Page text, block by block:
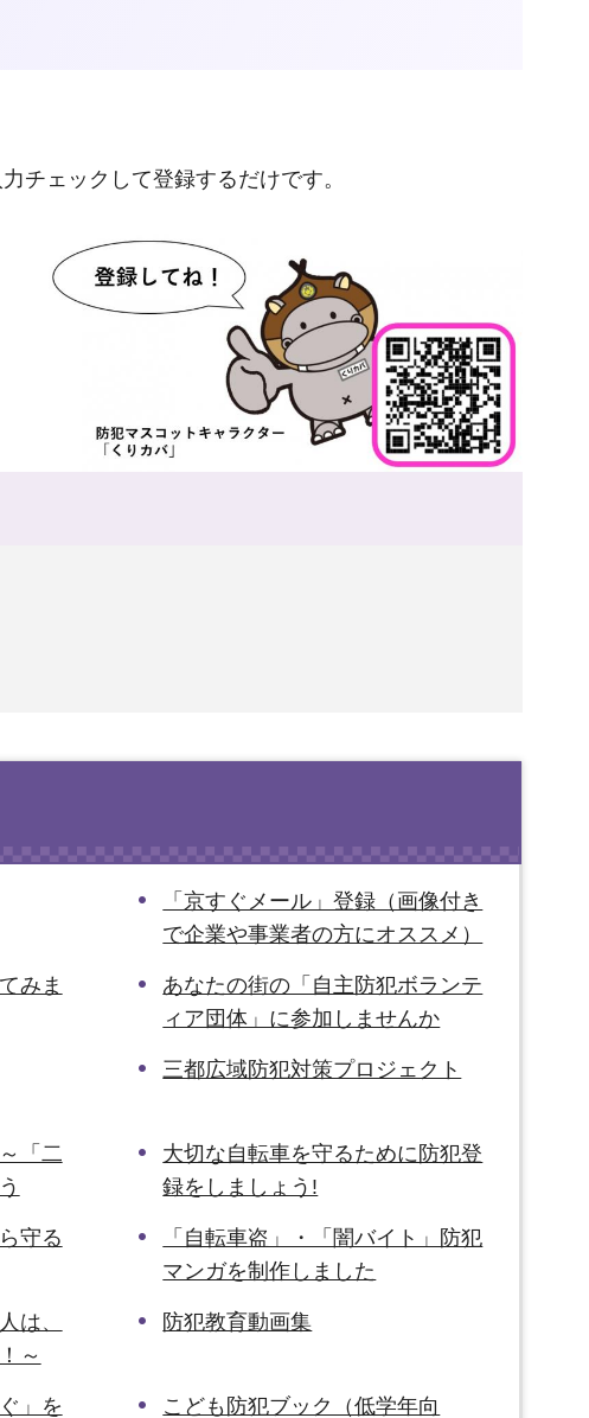
チェックして登録するだけです。
「京すぐメール」登録（画像付き
で企業や事業者の方にオススメ）
みま
あなたの街の「自主防犯ボランテ
ィア団体」に参加しませんか
三都広域防犯対策プロジェクト
「二
大切な自転車を守るために防犯登
録をしましょう!
守る
「自転車盗」・「闇バイト」防犯
マンガを制作しました
は、
～
防犯教育動画集
」を こども防犯ブック（低学年向